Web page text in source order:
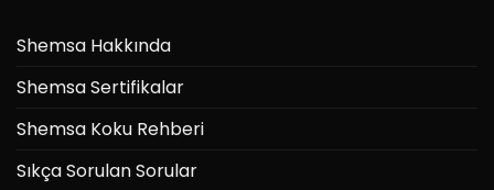
Shemsa Hakkında
Shemsa Sertifikalar
Shemsa Koku Rehberi
Sıkça Sorulan Sorular